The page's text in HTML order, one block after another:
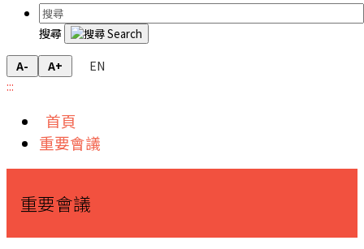
搜尋
A- A+
EN
:::
首頁
重要會議
重要會議